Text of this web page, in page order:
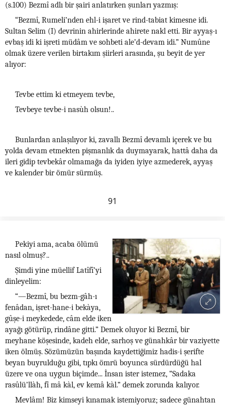
(s.100) Bezmî adlı bir şairi anlatırken şunları yazmış:
“Bezmî, Rumeli’nden ehl-i işaret ve rind-tabiat kimesne idi.
Sultan Selim (I) devrinin ahirlerinde ahirete nakl etti. Bir ayyaş-ı
evbaş idi ki işreti müdâm ve sohbeti ale’d-devam idi.” Numûne
olmak üzere verilen birtakım şiirleri arasında, şu beyit de yer
alıyor:
Tevbe ettim ki etmeyem tevbe,
Tevbeye tevbe-i nasùh olsun!..
Bunlardan anlaşılıyor ki, zavallı Bezmî devamlı içerek ve bu
yolda devam etmekten pişmanlık da duymayarak, hattâ daha da
ileri gidip tevbekâr olmamağa da iyiden iyiye azmederek, ayyaş
ve kalender bir ömür sürmüş.
91
Pekiyi ama, acaba ölümü
nasıl olmuş?..
Şimdi yine müellif Latîfî’yi
dinleyelim:
“—Bezmî, bu bezm-gâh-ı
fenâdan, işret-hane-i bekàya,
gûşe-i meykedede, câm elde iken
ayağı götürüp, rindâne gitti.” Demek oluyor ki Bezmî, bir
meyhane köşesinde, kadeh elde, sarhoş ve günahkâr bir vaziyette
iken ölmüş. Sözümüzün başında kaydettiğimiz hadis-i şerifte
beyan buyrulduğu gibi, tıpkı ömrü boyunca sürdürdüğü hal
üzere ve ona uygun biçimde... İnsan ister istemez, “Sadaka
rasûlü’llàh, fî mâ kàl, ev kemâ kàl.” demek zorunda kalıyor.
Mevlâm! Biz kimseyi kınamak istemiyoruz; sadece günahtan